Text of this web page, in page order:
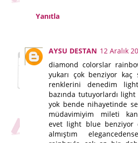
Yanıtla
AYSU DESTAN 12 Aralık
diamond colorslar
yukarı çok benziyor
renklerini denedim
bazında tutuyorlardı
yok bende nihayetinde
müdavimiyim mileti
evet light blue benziyor
almıştım